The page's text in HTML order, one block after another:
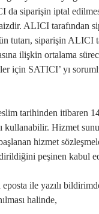
siparişin iptal
ALICI tarafından
tutarı, siparişin
ilişkin ortalama
için SATICI’ yı
tarihinden
Hizmet
hizmet
peşinen kabul
ile yazılı
halinde,